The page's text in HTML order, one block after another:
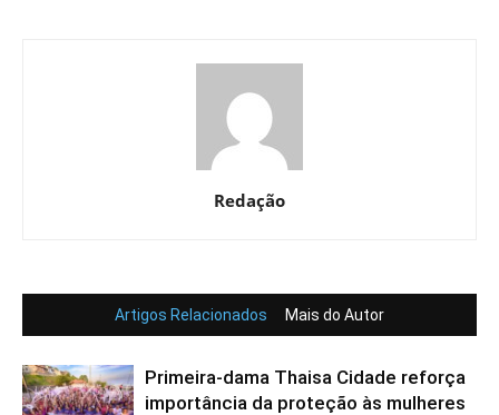
Redação
Artigos Relacionados Mais do Autor
Primeira-dama Thaisa Cidade reforça
importância da proteção às mulheres